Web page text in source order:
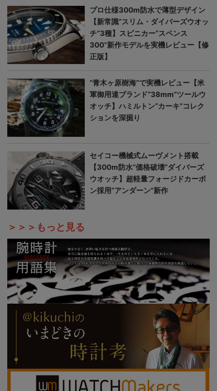
プロ仕様300m防水で薄型デザイン
【新常識“スリム・ダイバーズウオッ
チ”3種】スピニカー“スペンス
300”新作モデルを実機レビュー【修
正版】
“青木ヶ原樹海”で実機レビュー【米
軍御用達ブランド“38mm”ツールウ
オッチ】ハミルトン“カーキ”コレク
ションを深掘り
セイコー機械式ムーヴメント搭載
【300m防水“価格破壊”ダイバーズ
ウオッチ】超軽量フォージドカーボ
ン採用“アンダーン”新作
＞＞＞もっと見る